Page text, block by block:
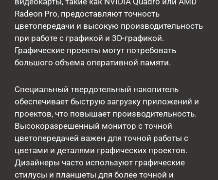
Radeon Pro, предоставляют точность
цветопередачи и высокую производительность
при работе с графикой и 3D-графикой.
Графические проекты могут потребовать
большого объема оперативной памяти.
Специальный твердотельный накопитель
обеспечивает быструю загрузку приложений и
проектов, что повышает производительность.
Высокоразрешенный монитор с точной
цветопередачей важен для точной работы с
цветами и деталями графических проектов.
Дизайнеры часто используют графические
стилусы и планшеты для более точной и